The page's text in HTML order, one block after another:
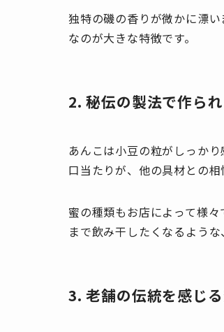
独特の磯の香りが微かに漂
なのが大きな特徴です。
2. 秘伝の製法で作ら
あんこは小豆の粒がしっか
口当たりが、他の具材との相
蜜の種類もお店によって様
まで飲み干したくなるような
3. 老舗の伝統を感じ